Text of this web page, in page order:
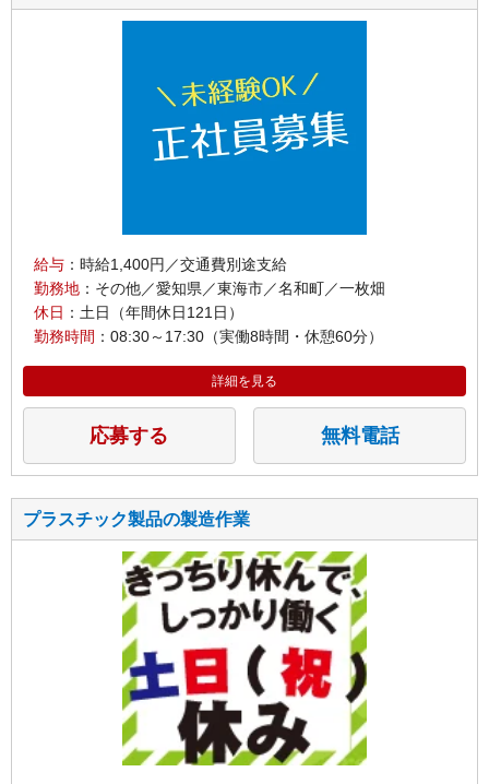
給与 ：時給1,400円／交通費別途支給
勤務地 ：その他／愛知県／東海市／名和町／一枚畑
休日 ：土日（年間休日121日）
勤務時間 ：08:30～17:30（実働8時間・休憩60分）
詳細を見る
応募する 無料電話
プラスチック製品の製造作業